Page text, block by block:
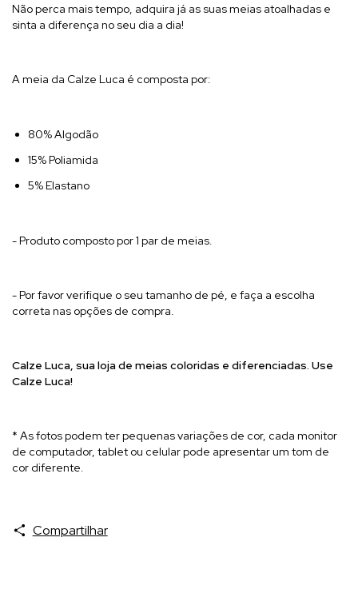
Não perca mais tempo, adquira já as suas meias atoalhadas e
sinta a diferença no seu dia a dia!
A meia da Calze Luca é composta por:
80% Algodão
15% Poliamida
5% Elastano
- Produto composto por 1 par de meias.
- Por favor verifique o seu tamanho de pé, e faça a escolha
correta nas opções de compra.
Calze Luca, sua loja de meias coloridas e diferenciadas. Use
Calze Luca!
* As fotos podem ter pequenas variações de cor, cada monitor
de computador, tablet ou celular pode apresentar um tom de
cor diferente.
Compartilhar